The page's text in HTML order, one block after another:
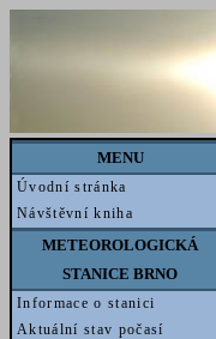
MENU
Úvodní stránka
Návštěvní kniha
METEOROLOGICKÁ
STANICE BRNO
Informace o stanici
Aktuální stav počasí